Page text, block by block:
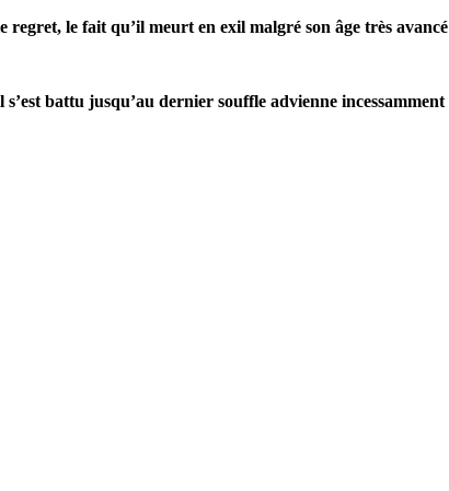
regret, le fait qu’il meurt en exil malgré son âge très avancé
battu jusqu’au dernier souffle advienne incessamment